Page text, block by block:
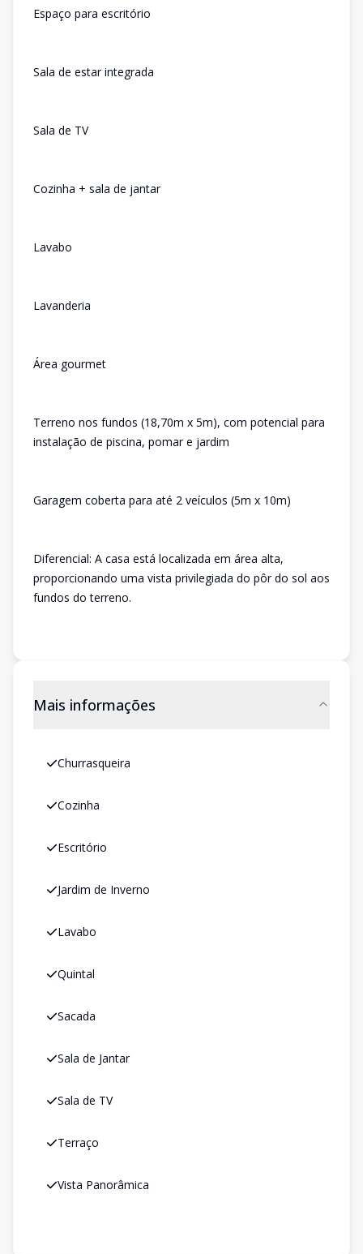
Espaço para escritório
Sala de estar integrada
Sala de TV
Cozinha + sala de jantar
Lavabo
Lavanderia
Área gourmet
Terreno nos fundos (18,70m x 5m), com potencial para
instalação de piscina, pomar e jardim
Garagem coberta para até 2 veículos (5m x 10m)
Diferencial: A casa está localizada em área alta,
proporcionando uma vista privilegiada do pôr do sol aos
fundos do terreno.
Mais informações
Churrasqueira
Cozinha
Escritório
Jardim de Inverno
Lavabo
Quintal
Sacada
Sala de Jantar
Sala de TV
Terraço
Vista Panorâmica